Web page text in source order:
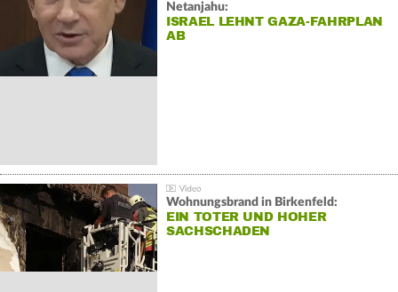
Netanjahu:
ISRAEL LEHNT GAZA-FAHRPLAN
AB
Wohnungsbrand in Birkenfeld:
EIN TOTER UND HOHER
SACHSCHADEN